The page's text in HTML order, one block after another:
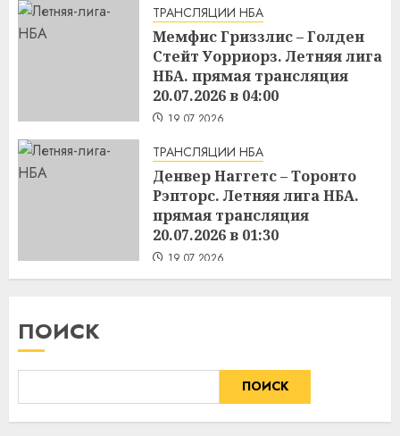
ТРАНСЛЯЦИИ НБА
Мемфис Гриззлис – Голден
Стейт Уорриорз. Летняя лига
НБА. прямая трансляция
20.07.2026 в 04:00
19.07.2026
ТРАНСЛЯЦИИ НБА
Денвер Наггетс – Торонто
Рэпторс. Летняя лига НБА.
прямая трансляция
20.07.2026 в 01:30
19.07.2026
ПОИСК
ПОИСК